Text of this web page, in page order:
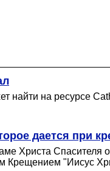
найти на ресурсе
дается при
Христа
"Иисус